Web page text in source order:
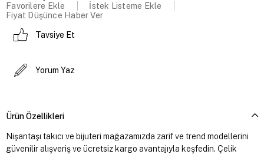
Favorilere Ekle
İstek Listeme Ekle
Fiyat Düşünce Haber Ver
Tavsiye Et
Yorum Yaz
Ürün Özellikleri
Nişantaşı takıcı ve bijuteri mağazamızda zarif ve trend modellerini
güvenilir alışveriş ve ücretsiz kargo avantajıyla keşfedin. Çelik